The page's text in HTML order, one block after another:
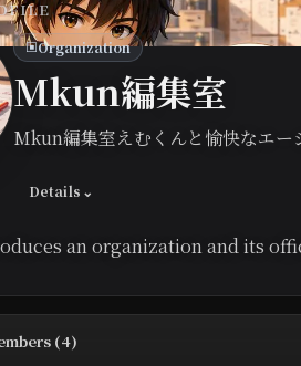
▣Organization
Mkun編集室
Mkun編集室えむくんと愉快なエー
Details ⌄
an organization and its
(4)